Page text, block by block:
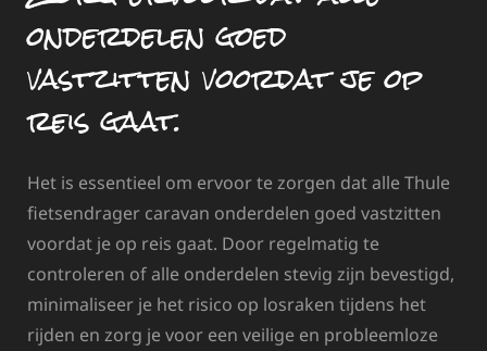
onderdelen goed
vastzitten voordat je op
reis gaat.
Het is essentieel om ervoor te zorgen dat alle Thule
fietsendrager caravan onderdelen goed vastzitten
voordat je op reis gaat. Door regelmatig te
controleren of alle onderdelen stevig zijn bevestigd,
minimaliseer je het risico op losraken tijdens het
rijden en zorg je voor een veilige en probleemloze